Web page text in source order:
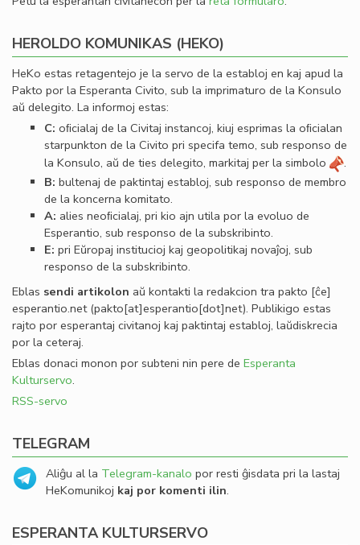
HEROLDO KOMUNIKAS (HEKO)
HeKo estas retagentejo je la servo de la establoj en kaj apud la
Pakto por la Esperanta Civito, sub la imprimaturo de la Konsulo
aŭ delegito. La informoj estas:
C: oﬁcialaj de la Civitaj instancoj, kiuj esprimas la oﬁcialan
starpunkton de la Civito pri specifa temo, sub responso de
la Konsulo, aŭ de ties delegito, markitaj per la simbolo
.
B: bultenaj de paktintaj establoj, sub responso de membro
de la koncerna komitato.
A: alies neoﬁcialaj, pri kio ajn utila por la evoluo de
Esperantio, sub responso de la subskribinto.
E: pri Eŭropaj institucioj kaj geopolitikaj novaĵoj, sub
responso de la subskribinto.
Eblas sendi artikolon aŭ kontakti la redakcion tra pakto [ĉe]
esperantio.net(pakto[at]esperantio[dot]net). Publikigo estas
rajto por esperantaj civitanoj kaj paktintaj establoj, laŭdiskrecia
por la ceteraj.
Eblas donaci monon por subteni nin pere de Esperanta
Kulturservo.
RSS-servo
TELEGRAM
Aliĝu al la Telegram-kanalo por resti ĝisdata pri la lastaj
HeKomunikoj kaj por komenti ilin.
ESPERANTA KULTURSERVO